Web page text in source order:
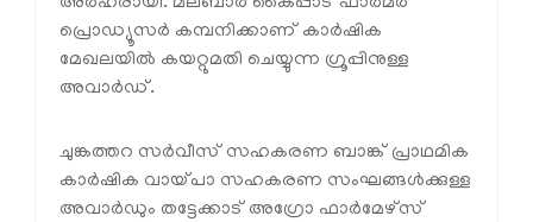
പ്രൊഡ്യൂസർ കമ്പനിക്കാണ് കാർഷിക
മേഖലയിൽ കയറ്റുമതി ചെയ്യുന്ന ഗ്രൂപ്പിനുള്ള
അവാർഡ്.
ചുങ്കത്തറ സർവീസ് സഹകരണ ബാങ്ക് പ്രാഥമിക
കാർഷിക വായ്പാ സഹകരണ സംഘങ്ങൾക്കുള്ള
അവാർഡും തട്ടേക്കാട് അഗ്രോ ഫാർമേഴ്‌സ്